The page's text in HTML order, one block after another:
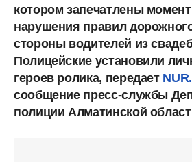
котором запечатлены
нарушения правил
стороны водителей из
Полицейские установили
героев ролика, передает
сообщение пресс-службы
полиции Алматинской